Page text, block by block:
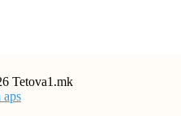
Tetova1.mk